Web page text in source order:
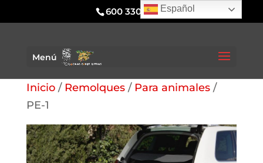
600 330 295
Menú
Inicio/ Remolques/ Para animales/
PE-1
Español